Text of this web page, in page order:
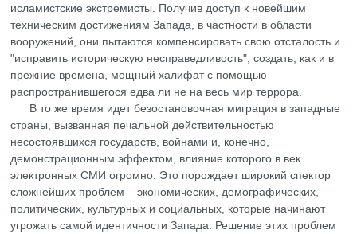
исламистские экстремисты. Получив доступ к новейшим
техническим достижениям Запада, в частности в области
вооружений, они пытаются компенсировать свою отсталость и
"исправить историческую несправедливость", создать, как и в
прежние времена, мощный халифат с помощью
распространившегося едва ли не на весь мир террора.
В то же время идет безостановочная миграция в западные
страны, вызванная печальной действительностью
несостоявшихся государств, войнами и, конечно,
демонстрационным эффектом, влияние которого в век
электронных СМИ огромно. Это порождает широкий спектор
сложнейших проблем – экономических, демографических,
политических, культурных и социальных, которые начинают
угрожать самой идентичности Запада. Решение этих проблем